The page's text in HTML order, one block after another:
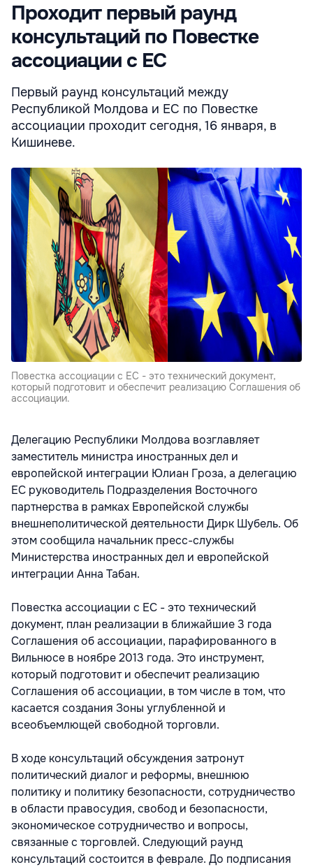
Проходит первый раунд
консультаций по Повестке
ассоциации с ЕС
Первый раунд консультаций между
Республикой Молдова и ЕС по Повестке
ассоциации проходит сегодня, 16 января, в
Кишиневе.
Повестка ассоциации с ЕС - это технический документ,
который подготовит и обеспечит реализацию Соглашения об
ассоциации.
Делегацию Республики Молдова возглавляет
заместитель министра иностранных дел и
европейской интеграции Юлиан Гроза, а делегацию
ЕС руководитель Подразделения Восточного
партнерства в рамках Европейской службы
внешнеполитической деятельности Дирк Шубель. Об
этом сообщила начальник пресс-службы
Министерства иностранных дел и европейской
интеграции Анна Табан.
Повестка ассоциации с ЕС - это технический
документ, план реализации в ближайшие 3 года
Соглашения об ассоциации, парафированного в
Вильнюсе в ноябре 2013 года. Это инструмент,
который подготовит и обеспечит реализацию
Соглашения об ассоциации, в том числе в том, что
касается создания Зоны углубленной и
всеобъемлющей свободной торговли.
В ходе консультаций обсуждения затронут
политический диалог и реформы, внешнюю
политику и политику безопасности, сотрудничество
в области правосудия, свобод и безопасности,
экономическое сотрудничество и вопросы,
связанные с торговлей. Следующий раунд
консультаций состоится в феврале. До подписания